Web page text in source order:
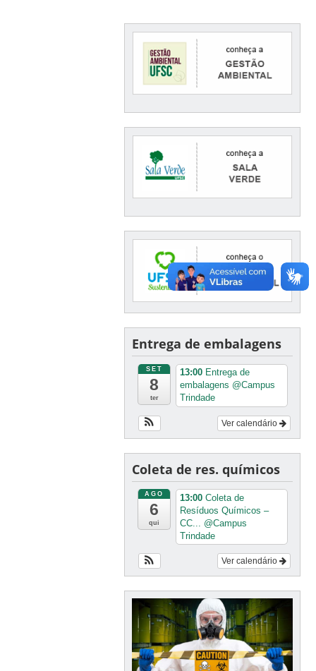
Entrega de embalagens
SET
8
ter
13:00 Entrega de
embalagens @Campus
Trindade
Ver calendário
Coleta de res. químicos
AGO
6
qui
13:00Coleta de
Resíduos Químicos –
CC... @Campus
Trindade
Ver calendário